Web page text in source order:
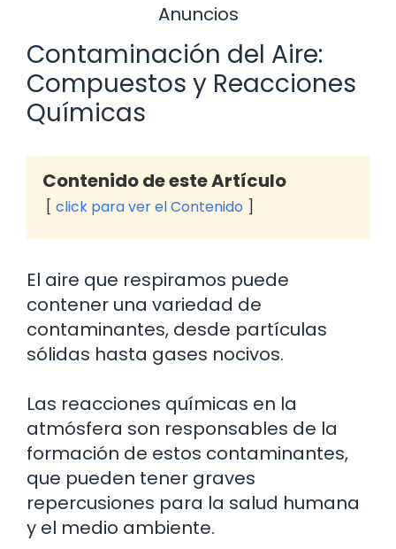
Anuncios
Contaminación del Aire:
Compuestos y Reacciones
Químicas
Contenido de este Artículo
click para ver el Contenido
El aire que respiramos puede
contener una variedad de
contaminantes, desde partículas
sólidas hasta gases nocivos.
Las reacciones químicas en la
atmósfera son responsables de la
formación de estos contaminantes,
que pueden tener graves
repercusiones para la salud humana
y el medio ambiente.